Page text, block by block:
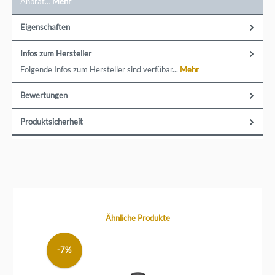
Eigenschaften
Infos zum Hersteller
Folgende Infos zum Hersteller sind verfübar... Mehr
Bewertungen
Produktsicherheit
Produktgalerie überspringenÄhnliche Produkte
-7%